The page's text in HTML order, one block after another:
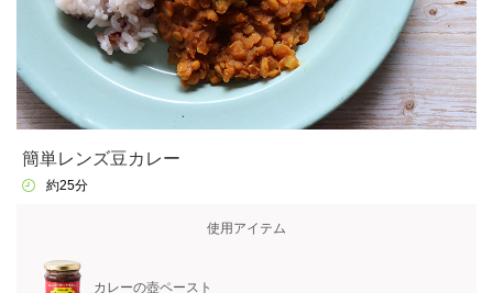
簡単レンズ豆カレー
約25分
使用アイテム
カレーの壺ペースト